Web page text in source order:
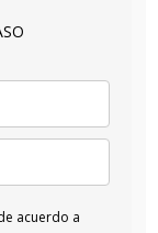
acuerdo a